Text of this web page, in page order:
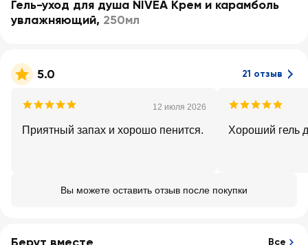
Гель-уход для душа NIVEA Крем и карамболь
увлажняющий, 250мл
5.0 21 отзыв
12 июля 2026
Приятный запах и хорошо пенится. Хороший гель
Вы можете оставить отзыв после покупки
Все